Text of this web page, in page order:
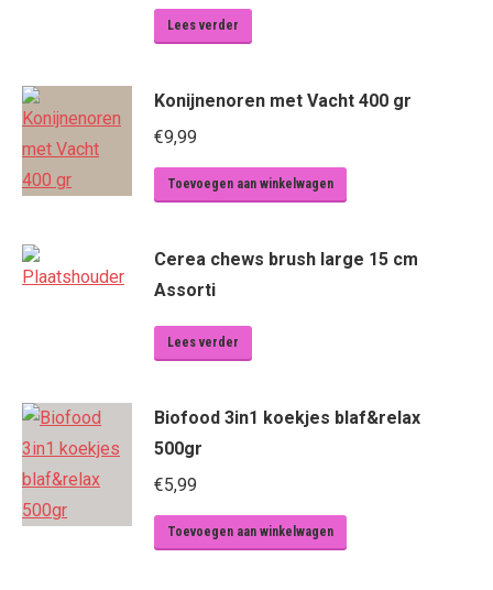
Lees verder
Konijnenoren met Vacht 400 gr
€9,99
Toevoegen aan winkelwagen
Cerea chews brush large 15 cm
Assorti
Lees verder
Biofood 3in1 koekjes blaf&relax
500gr
€5,99
Toevoegen aan winkelwagen